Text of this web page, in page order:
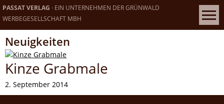
PASSAT VERLAG · EIN UNTERNEHMEN DER GRÜNWALD
WERBEGESELLSCHAFT MBH
Neuigkeiten
Kinze Grabmale
2. September 2014